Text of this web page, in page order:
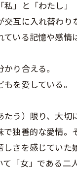
」と「わたし」
交互に入れ替わり
ている記憶や感情
り合える。
を愛している。
たう）限り、大
で独善的な愛情。
しさを感じていた
て「女」である二